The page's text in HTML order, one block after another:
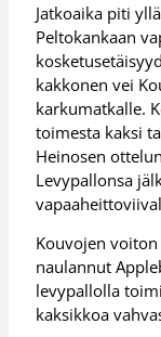
Jatkoaika piti
Peltokankaan
kakkonen vei
karkumatkalle.
toimesta kaksi
Heinosen
Levypallonsa
Kouvojen
naulannut
levypallolla
kaksikkoa